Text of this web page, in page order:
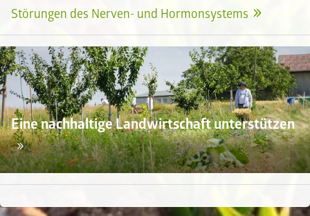
Störungen des Nerven- und Hormonsystems
Eine nachhaltige Landwirtschaft unterstützen